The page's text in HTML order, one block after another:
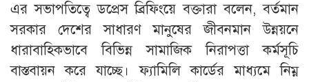
এর সভাপতিত্বে ডপ্রেস ব্রিফিংয়ে বক্তারা বলেন, বর্তমান
সরকার দেশের সাধারণ মানুষের জীবনমান উন্নয়নে
ধারাবাহিকভাবে বিভিন্ন সামাজিক নিরাপত্তা কর্মসূচি
বাস্তবায়ন করে যাচ্ছে। ফ্যামিলি কার্ডের মাধ্যমে নিম্ন